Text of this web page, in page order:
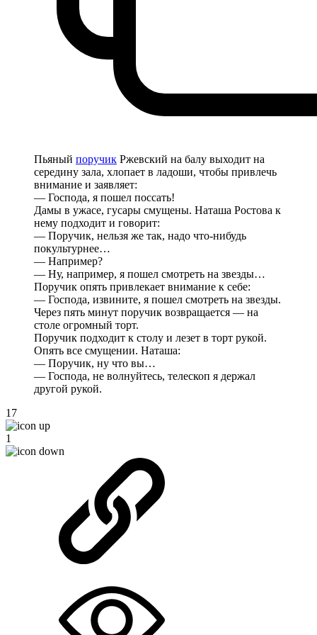
Пьяный поручик Ржевский на балу выходит на
середину зала, хлопает в ладоши, чтобы привлечь
внимание и заявляет:
— Господа, я пошел поссать!
Дамы в ужасе, гусары смущены. Наташа Ростова к
нему подходит и говорит:
— Поручик, нельзя же так, надо что-нибудь
покультурнее…
— Например?
— Ну, например, я пошел смотреть на звезды…
Поручик опять привлекает внимание к себе:
— Господа, извините, я пошел смотреть на звезды.
Через пять минут поручик возвращается — на
столе огромный торт.
Поручик подходит к столу и лезет в торт рукой.
Опять все смущении. Наташа:
— Поручик, ну что вы…
— Господа, не волнуйтесь, телескоп я держал
другой рукой.
17
1